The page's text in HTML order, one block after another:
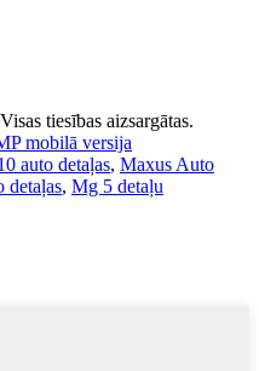
tiesības aizsargātas.
mobilā versija
auto detaļas, Maxus Auto
detaļas, Mg 5 detaļu